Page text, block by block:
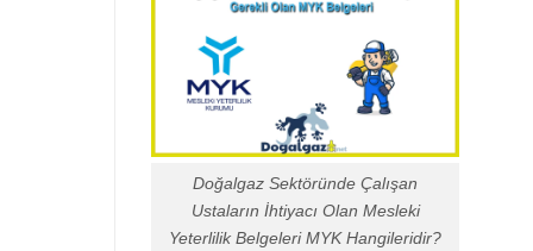
Doğalgaz Sektöründe Çalışan
Ustaların İhtiyacı Olan Mesleki
Yeterlilik Belgeleri MYK Hangileridir?